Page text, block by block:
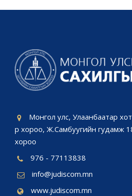
Монгол улс, Улаанбаатар
р хороо, Ж.Самбуугийн гудамж
хороо
976 - 77113838
info@judiscom.mn
www.judiscom.mn